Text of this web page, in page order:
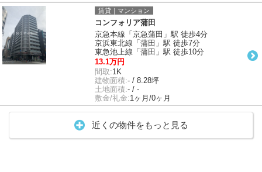
賃貸｜マンション
コンフォリア蒲田
京急本線「京急蒲田」駅 徒歩4分
京浜東北線「蒲田」駅 徒歩7分
東急池上線「蒲田」駅 徒歩10分
13.1万円
間取:1K
建物面積:- / 8.28坪
土地面積:- / -
敷金/礼金:1ヶ月/0ヶ月
近くの物件をもっと見る